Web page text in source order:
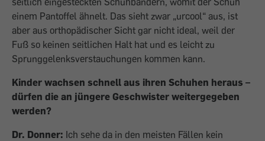
einem Pantoffel ähnelt. Das sieht zwar „urcool“ aus, ist
aber aus orthopädischer Sicht gar nicht ideal, weil der
Fuß so keinen seitlichen Halt hat und es leicht zu
Sprunggelenksverstauchungen kommen kann.
Kinder wachsen schnell aus ihren Schuhen heraus –
dürfen die an jüngere Geschwister weitergegeben
werden?
Dr. Donner: Ich sehe da in den meisten Fällen kein